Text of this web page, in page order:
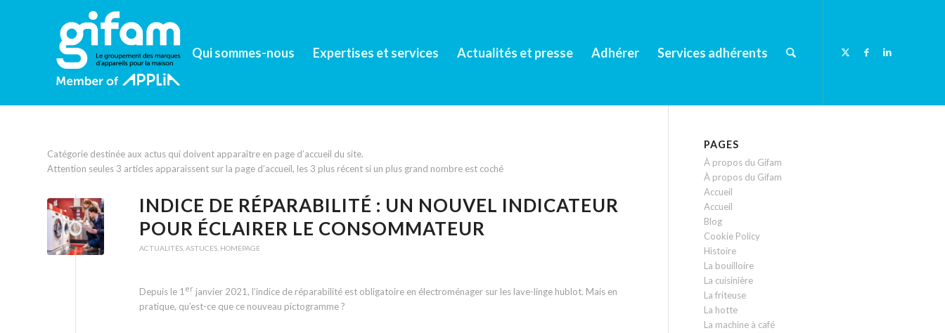
Qui sommes-nous Expertises et services Actualités et presse Adhérer Services adhérents
Catégorie destinée aux actus qui doivent apparaître en page d’accueil du site.
Attention seules 3 articles apparaissent sur la page d’accueil, les 3 plus récent si un plus grand nombre est coché
INDICE DE RÉPARABILITÉ : UN NOUVEL INDICATEUR
POUR ÉCLAIRER LE CONSOMMATEUR
ACTUALITÉS ASTUCES HOMEPAGE
Depuis le 1er janvier 2021, l’indice de réparabilité est obligatoire en électroménager sur les lave-linge hublot. Mais en
pratique, qu’est-ce que ce nouveau pictogramme ?
PAGES
À propos du Gifam
À propos du Gifam
Accueil
Accueil
Blog
Cookie Policy
Histoire
La bouilloire
La cuisinière
La friteuse
La hotte
La machine à café